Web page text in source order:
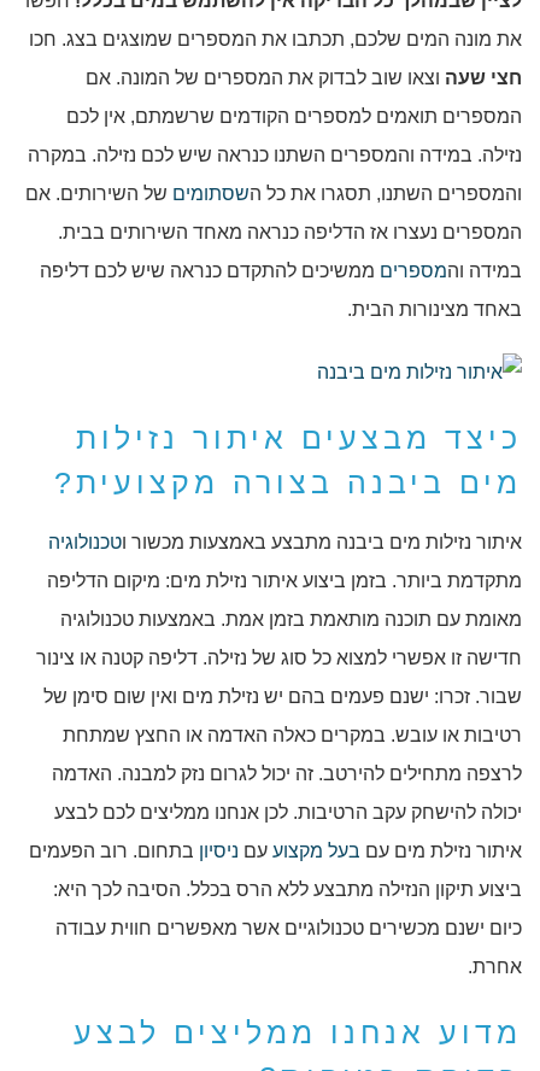
את מונה המים שלכם, תכתבו את המספרים שמוצגים בצג. חכו
חצי שעה וצאו שוב לבדוק את המספרים של המונה. אם
המספרים תואמים למספרים הקודמים שרשמתם, אין לכם
נזילה. במידה והמספרים השתנו כנראה שיש לכם נזילה. במקרה
והמספרים השתנו, תסגרו את כל השסתומים של השירותים. אם
המספרים נעצרו אז הדליפה כנראה מאחד השירותים בבית.
במידה והמספרים ממשיכים להתקדם כנראה שיש לכם דליפה
באחד מצינורות הבית.
כיצד מבצעים איתור נזילות
מים ביבנה בצורה מקצועית?
איתור נזילות מים ביבנה מתבצע באמצעות מכשור וטכנולוגיה
מתקדמת ביותר. בזמן ביצוע איתור נזילת מים: מיקום הדליפה
מאומת עם תוכנה מותאמת בזמן אמת. באמצעות טכנולוגיה
חדישה זו אפשרי למצוא כל סוג של נזילה. דליפה קטנה או צינור
שבור. זכרו: ישנם פעמים בהם יש נזילת מים ואין שום סימן של
רטיבות או עובש. במקרים כאלה האדמה או החצץ שמתחת
לרצפה מתחילים להירטב. זה יכול לגרום נזק למבנה. האדמה
יכולה להישחק עקב הרטיבות. לכן אנחנו ממליצים לכם לבצע
איתור נזילת מים עם בעל מקצוע עם ניסיון בתחום. רוב הפעמים
ביצוע תיקון הנזילה מתבצע ללא הרס בכלל. הסיבה לכך היא:
כיום ישנם מכשירים טכנולוגיים אשר מאפשרים חווית עבודה
אחרת.
מדוע אנחנו ממליצים לבצע